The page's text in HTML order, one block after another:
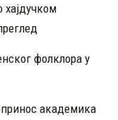
фолклора у
академика